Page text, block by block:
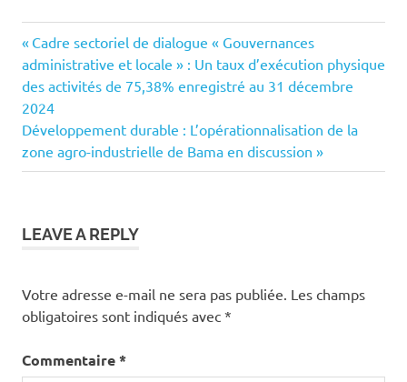
Navigation
de
l’article
Previous
Post:
Cadre sectoriel de dialogue « Gouvernances
administrative et locale » : Un taux d’exécution physique
des activités de 75,38% enregistré au 31 décembre
2024
Next
Post:
Développement durable : L’opérationnalisation de la
zone agro-industrielle de Bama en discussion
LEAVE A REPLY
Votre adresse e-mail ne sera pas publiée. Les champs
obligatoires sont indiqués avec *
Commentaire*